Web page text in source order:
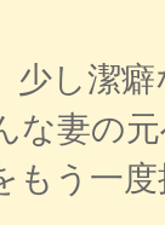
少し潔
な妻の
う一度